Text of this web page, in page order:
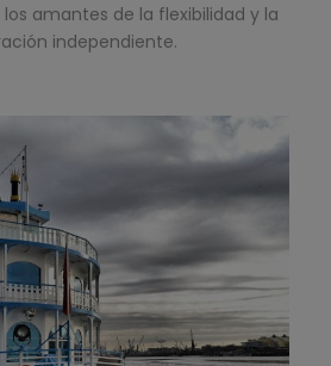
amantes de la flexibilidad y la
independiente.